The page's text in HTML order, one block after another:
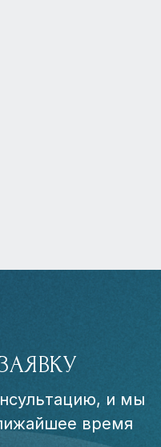
и мы
время